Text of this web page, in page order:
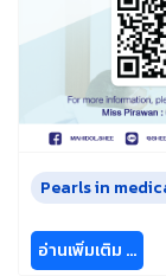
Pearls in
อ่านเพิ่มเติม …